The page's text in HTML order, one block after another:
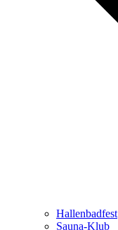
Hallenbadfest
Sauna-Klub